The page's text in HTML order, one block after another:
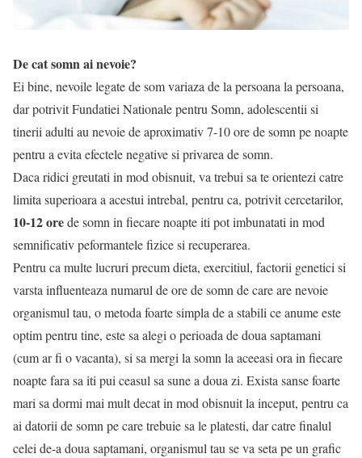
De cat somn ai nevoie?
Ei bine, nevoile legate de som variaza de la persoana la persoana,
dar potrivit Fundatiei Nationale pentru Somn, adolescentii si
tinerii adulti au nevoie de aproximativ 7-10 ore de somn pe noapte
pentru a evita efectele negative si privarea de somn.
Daca ridici greutati in mod obisnuit, va trebui sa te orientezi catre
limita superioara a acestui intrebal, pentru ca, potrivit cercetarilor,
10-12 orede somn in fiecare noapte iti pot imbunatati in mod
semnificativ peformantele fizice si recuperarea.
Pentru ca multe lucruri precum dieta, exercitiul, factorii genetici si
varsta influenteaza numarul de ore de somn de care are nevoie
organismul tau, o metoda foarte simpla de a stabili ce anume este
optim pentru tine, este sa alegi o perioada de doua saptamani
(cum ar fi o vacanta), si sa mergi la somn la aceeasi ora in fiecare
noapte fara sa iti pui ceasul sa sune a doua zi. Exista sanse foarte
mari sa dormi mai mult decat in mod obisnuit la inceput, pentru ca
ai datorii de somn pe care trebuie sa le platesti, dar catre finalul
celei de-a doua saptamani, organismul tau se va seta pe un grafic